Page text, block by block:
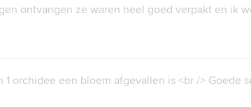
ontvangen ze waren heel goed verpakt en ik
orchidee een bloem afgevallen is <br /> Goede